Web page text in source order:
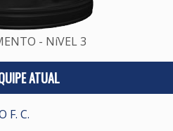
- NíVEL 3
ATUAL
F. C.